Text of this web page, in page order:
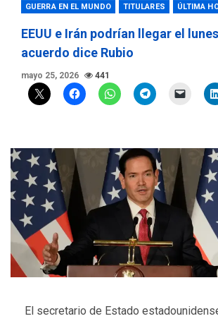
GUERRA EN EL MUNDO TITULARES ÚLTIMA
EEUU e Irán podrían llegar el
acuerdo dice Rubio
mayo 25, 2026 441
El secretario de Estado